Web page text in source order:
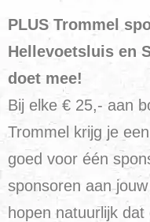
PLUS Trommel
Hellevoetsluis en
doet mee!
Bij elke € 25,- aan
Trommel krijg je
goed voor één
sponsoren aan
hopen natuurlijk